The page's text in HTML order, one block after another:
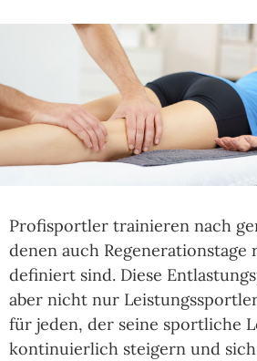
Profisportler trainieren nach
denen auch Regenerationstage
definiert sind. Diese
aber nicht nur
für jeden, der seine sportliche
kontinuierlich steigern und